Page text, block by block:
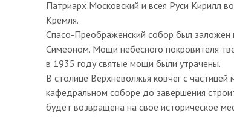
Патриарх Московский и всея Руси Кирилл
Кремля.
Спасо-Преображенский собор был
Симеоном. Мощи небесного покровителя
в 1935 году святые мощи были утрачены.
В столице Верхневолжья ковчег с
кафедральном соборе до завершения
будет возвращена на своё историческое